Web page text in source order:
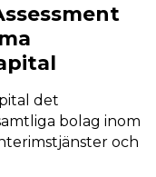
det
bolag inom
och